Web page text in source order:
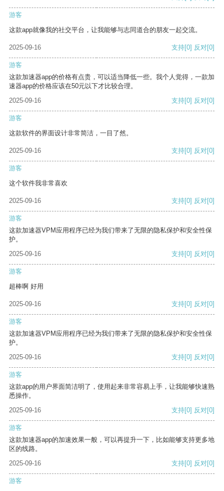
游客
这款app就像我的社交平台，让我能够与志同道合的朋友一起交流。
2025-09-16 支持[0] 反对[0]
游客
这款加速器app的价格有点贵，可以适当降低一些。我个人觉得，一款加
速器app的价格应该在50元以下才比较合理。
2025-09-16
支持[0] 反对[0]
游客
这款软件的界面设计非常简洁，一目了然。
2025-09-16 支持[0] 反对[0]
游客
这个软件我非常喜欢
2025-09-16 支持[0] 反对[0]
游客
这款加速器VPM应用程序已经为我们带来了无限的隐私保护和安全性保
护。
2025-09-16
支持[0] 反对[0]
游客
超棒啊 好用
2025-09-16 支持[0] 反对[0]
游客
这款加速器VPM应用程序已经为我们带来了无限的隐私保护和安全性保
护。
2025-09-16
支持[0] 反对[0]
游客
这款app的用户界面简洁明了，使用起来非常容易上手，让我能够快速熟
悉操作。
2025-09-16
支持[0] 反对[0]
游客
这款加速器app的加速效果一般，可以再提升一下，比如能够支持更多地
区的线路。
2025-09-16
支持[0] 反对[0]
游客